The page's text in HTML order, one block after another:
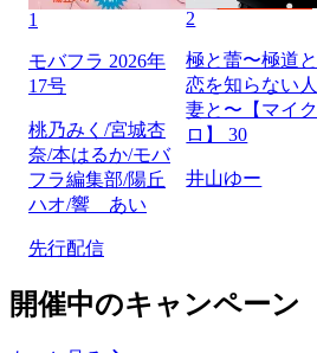
1
モバフラ 2026年
17号
桃乃みく/宮城杏
奈/本はるか/モバ
フラ編集部/陽丘
ハオ/響 あい
先行配信
2
極と蕾〜極道と
恋を知らない人
妻と〜【マイク
ロ】 30
井山ゆー
開催中のキャンペーン